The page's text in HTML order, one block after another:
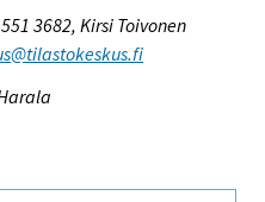
3682, Kirsi Toivonen